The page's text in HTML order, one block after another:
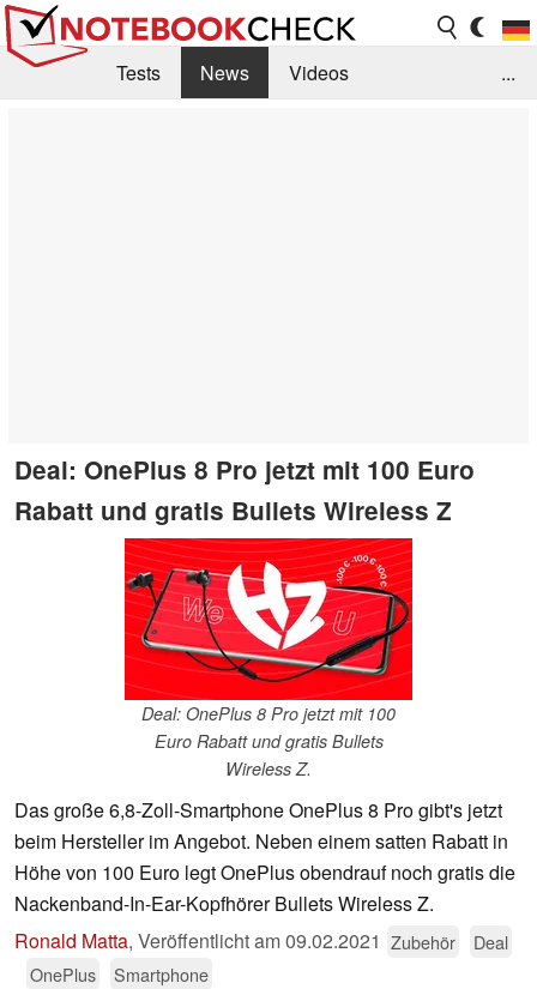
Tests News
Videos
...
Deal: OnePlus 8 Pro jetzt mit 100 Euro
Rabatt und gratis Bullets Wireless Z
Deal: OnePlus 8 Pro jetzt mit 100
Euro Rabatt und gratis Bullets
Wireless Z.
Das große 6,8-Zoll-Smartphone OnePlus 8 Pro gibt's jetzt
beim Hersteller im Angebot. Neben einem satten Rabatt in
Höhe von 100 Euro legt OnePlus obendrauf noch gratis die
Nackenband-In-Ear-Kopfhörer Bullets Wireless Z.
Ronald Matta, Veröffentlicht am09.02.2021 Zubehör
Deal
OnePlus
Smartphone